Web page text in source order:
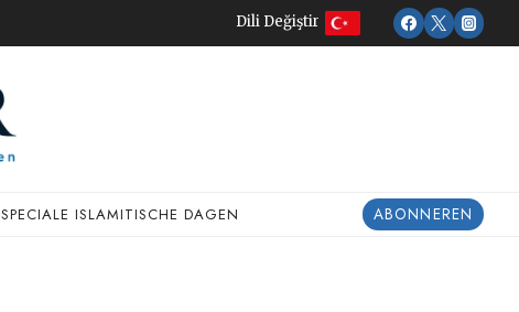
Dili Değiştir
SPECIALE ISLAMITISCHE DAGEN ABONNEREN